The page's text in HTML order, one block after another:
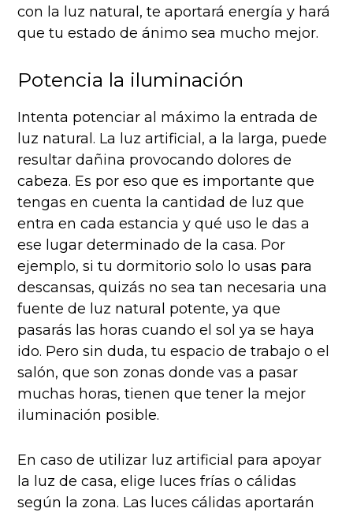
con la luz natural, te aportará energía y hará
que tu estado de ánimo sea mucho mejor.
Potencia la iluminación
Intenta potenciar al máximo la entrada de
luz natural. La luz artificial, a la larga, puede
resultar dañina provocando dolores de
cabeza. Es por eso que es importante que
tengas en cuenta la cantidad de luz que
entra en cada estancia y qué uso le das a
ese lugar determinado de la casa. Por
ejemplo, si tu dormitorio solo lo usas para
descansas, quizás no sea tan necesaria una
fuente de luz natural potente, ya que
pasarás las horas cuando el sol ya se haya
ido. Pero sin duda, tu espacio de trabajo o el
salón, que son zonas donde vas a pasar
muchas horas, tienen que tener la mejor
iluminación posible.
En caso de utilizar luz artificial para apoyar
la luz de casa, elige luces frías o cálidas
según la zona. Las luces cálidas aportarán